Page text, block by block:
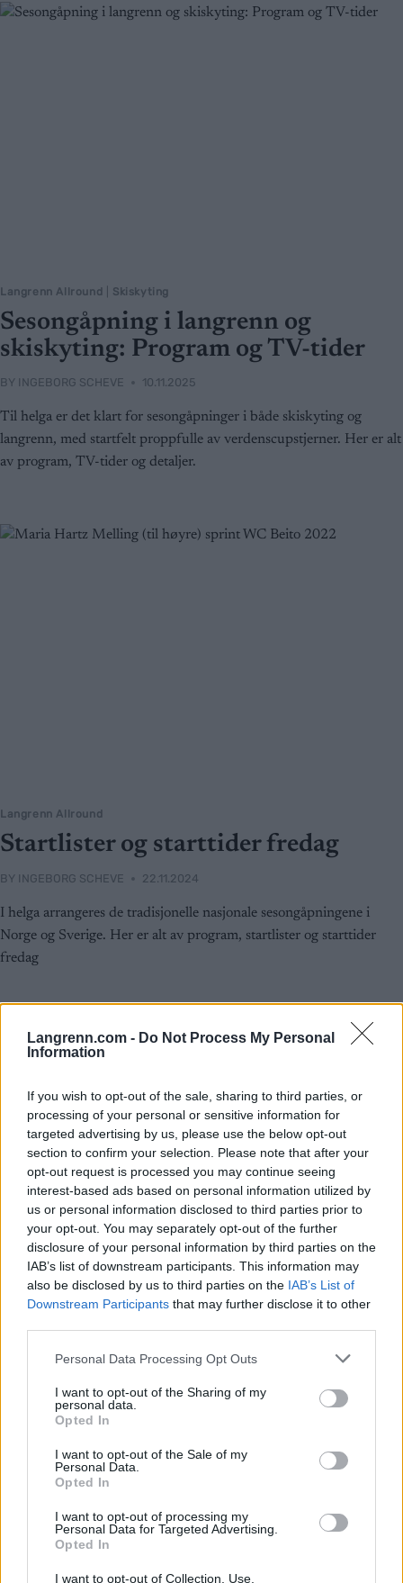
Langrenn.com - Do Not Process My Personal
Information
If you wish to opt-out of the sale, sharing to third parties, or
processing of your personal or sensitive information for
targeted advertising by us, please use the below opt-out
section to confirm your selection. Please note that after your
opt-out request is processed you may continue seeing
interest-based ads based on personal information utilized by
us or personal information disclosed to third parties prior to
your opt-out. You may separately opt-out of the further
disclosure of your personal information by third parties on the
IAB’s list of downstream participants. This information may
also be disclosed by us to third parties on the IAB’s List of
Downstream Participants that may further disclose it to other
Please note that this website/app uses one or more Google
not limited to your visit or usage behaviour. You may click to
grant or deny consent to Google and its third-party tags to
use your data for below specified purposes in below Google
consent section.
Personal Data Processing Opt Outs
I want to opt-out of the Sharing of my
personal data.
Opted In
I want to opt-out of the Sale of my
Personal Data.
Opted In
I want to opt-out of processing my
Personal Data for Targeted Advertising.
Opted In
I want to opt-out of Collection, Use,
Langrenn Allround Skiskyting
Sesongåpning i langrenn og
skiskyting: Program og TV-tider
BY INGEBORG SCHEVE 10.11.2025
Til helga er det klart for sesongåpninger i både skiskyting og
langrenn, med startfelt proppfulle av verdenscupstjerner. Her er alt
av program, TV-tider og detaljer.
Langrenn Allround
Startlister og starttider fredag
BY INGEBORG SCHEVE 22.11.2024
I helga arrangeres de tradisjonelle nasjonale sesongåpningene i
Norge og Sverige. Her er alt av program, startlister og starttider
fredag
Langrenn Allround
sesongstarten i Bruksvallarna
INGEBORG SCHEVE 21.11.2022
Bruksvallarna. Årsaken? Utøverne mener premiepengene er
latterlig lave.